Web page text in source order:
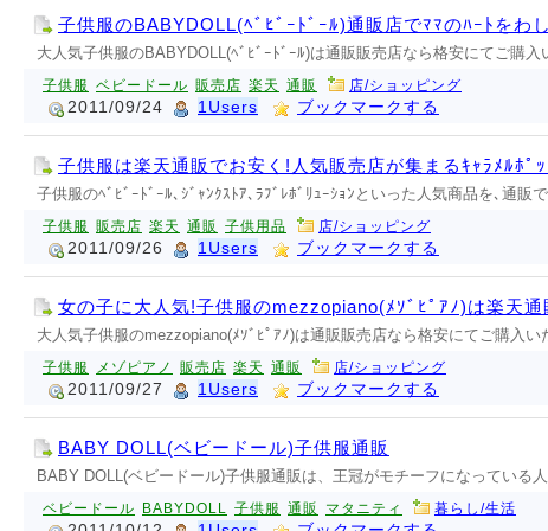
子供服のBABYDOLL(ﾍﾞﾋﾞｰﾄﾞｰﾙ)通販店でﾏﾏのﾊｰﾄをわ
大人気子供服のBABYDOLL(ﾍﾞﾋﾞｰﾄﾞｰﾙ)は通販販売店なら格安にてご購入
子供服 ベビードール 販売店 楽天 通販 店/ショッピング
2011/09/24 1Users ブックマークする
子供服は楽天通販でお安く!人気販売店が集まるｷｬﾗﾒﾙﾎﾟ
子供服のﾍﾞﾋﾞｰﾄﾞｰﾙ､ｼﾞｬﾝｸｽﾄｱ､ﾗﾌﾞﾚﾎﾞﾘｭｰｼｮﾝといった人気商品を､通販
子供服 販売店 楽天 通販 子供用品 店/ショッピング
2011/09/26 1Users ブックマークする
女の子に大人気!子供服のmezzopiano(ﾒｿﾞﾋﾟｱﾉ)は楽天通
大人気子供服のmezzopiano(ﾒｿﾞﾋﾟｱﾉ)は通販販売店なら格安にてご購入い
子供服 メゾピアノ 販売店 楽天 通販 店/ショッピング
2011/09/27 1Users ブックマークする
BABY DOLL(ベビードール)子供服通販
BABY DOLL(ベビードール)子供服通販は、王冠がモチーフになってい
ベビードール BABYDOLL 子供服 通販 マタニティ 暮らし/生活